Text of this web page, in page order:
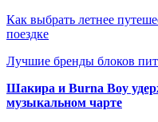
Как выбрать летнее
поездке
Лучшие бренды блоков
Шакира и Burna Boy
музыкальном чарте